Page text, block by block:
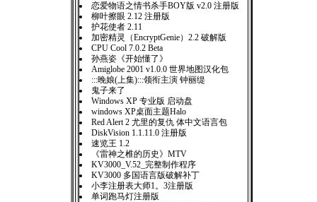
恋爱物语之情书杀手BOY版 v2.0 注册版
柳叶擦眼 2.12 注册版
护花使者 2.11
加密精灵（EncryptGenie）2.2 破解版
CPU Cool 7.0.2 Beta
孙燕姿《开始懂了》
Amiglobe 2001 v1.0.0 世界地图汉化包
:::晚娘(上集):::领衔主演 钟丽缇
鬼子来了
Windows XP 专业版 启动盘
windows XP桌面主题Halo
Red Alert 2 尤里的复仇 体中文语言包
DiskVision 1.1.11.0 注册版
速览王 1.2
《雷神之椎的历史》MTV
KV3000_V.52_完整制作程序
KV3000 多国语言版破解补丁
小李注册表大师1。3注册版
单词跑马灯注册版